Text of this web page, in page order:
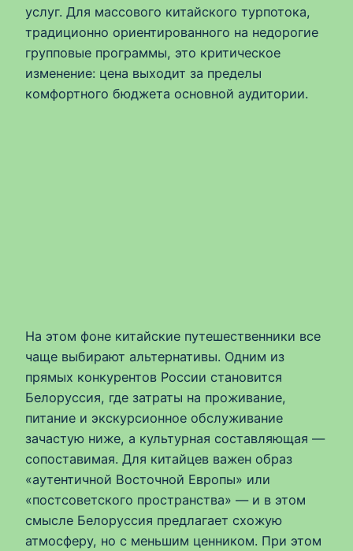
услуг. Для массового китайского турпотока,
традиционно ориентированного на недорогие
групповые программы, это критическое
изменение: цена выходит за пределы
комфортного бюджета основной аудитории.
На этом фоне китайские путешественники все
чаще выбирают альтернативы. Одним из
прямых конкурентов России становится
Белоруссия, где затраты на проживание,
питание и экскурсионное обслуживание
зачастую ниже, а культурная составляющая —
сопоставимая. Для китайцев важен образ
«аутентичной Восточной Европы» или
«постсоветского пространства» — и в этом
смысле Белоруссия предлагает схожую
атмосферу, но с меньшим ценником. При этом